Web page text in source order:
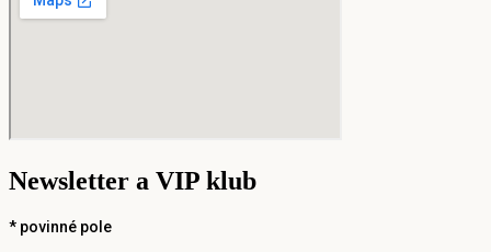
Newsletter a VIP klub
* povinné pole